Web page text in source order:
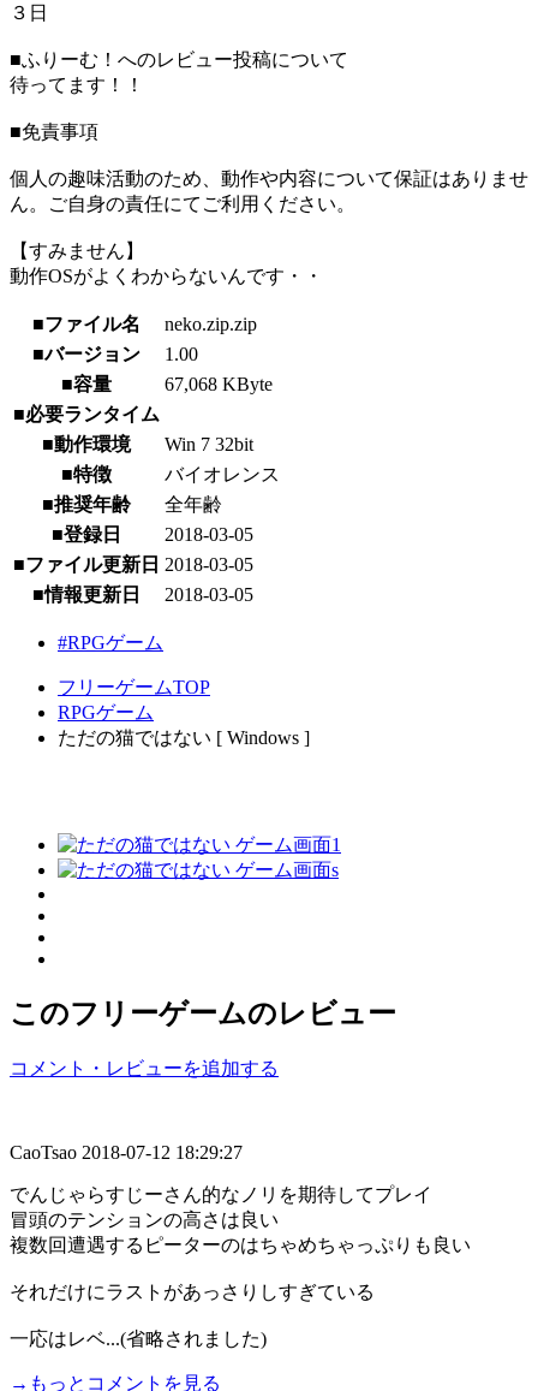
３日
■ふりーむ！へのレビュー投稿について
待ってます！！
■免責事項
個人の趣味活動のため、動作や内容について保証はありませ
ん。ご自身の責任にてご利用ください。
【すみません】
動作OSがよくわからないんです・・
■ファイル名
neko.zip.zip
■バージョン
1.00
■容量
67,068 KByte
■必要ランタイム
■動作環境
Win 7 32bit
■特徴
バイオレンス
■推奨年齢
全年齢
■登録日
2018-03-05
■ファイル更新日 2018-03-05
■情報更新日
2018-03-05
#RPGゲーム
フリーゲームTOP
RPGゲーム
ただの猫ではない [ Windows ]
このフリーゲームのレビュー
コメント・レビューを追加する
CaoTsao 2018-07-12 18:29:27
でんじゃらすじーさん的なノリを期待してプレイ
冒頭のテンションの高さは良い
複数回遭遇するピーターのはちゃめちゃっぷりも良い
それだけにラストがあっさりしすぎている
一応はレベ...(省略されました)
→もっとコメントを見る